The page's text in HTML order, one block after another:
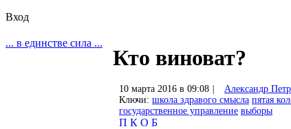
Вход
... в единстве сила ...
Кто виноват?
10 марта 2016 в 09:08 Александр
Ключи: школа здравого смысла пятая
государственное управление выборы
П К О Б